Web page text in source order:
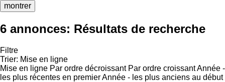
montrer
6 annonces: Résultats de recherche
Filtre
Trier: Mise en ligne
Mise en ligne Par ordre décroissant Par ordre croissantAnnée -
les plus récentes en premierAnnée - les plus anciens au début